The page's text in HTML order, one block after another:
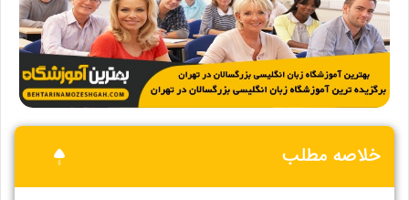
خلاصه مطلب